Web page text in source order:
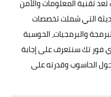
تُعد تقنية المعلومات والأمن
التي شملت تخصصات
والبرمجيات، الحوسبة
فور تكسنتعرف على إجابة
حول الحاسوب وقدرته على